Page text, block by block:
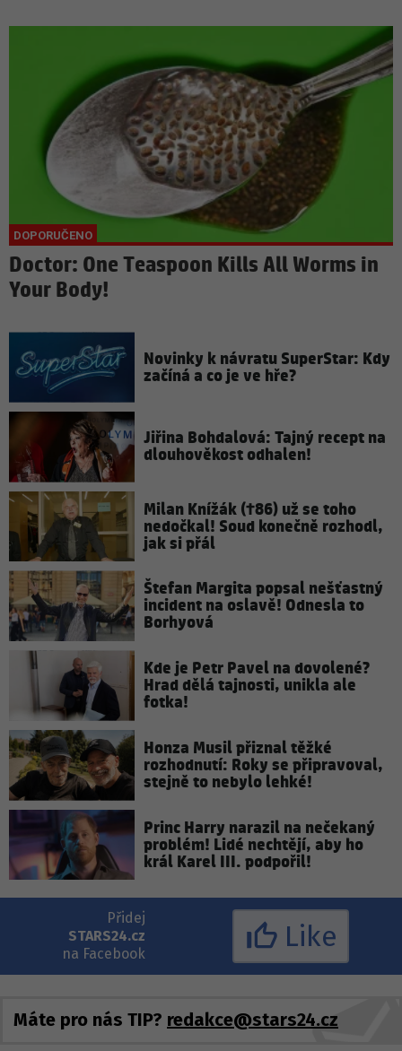
Doctor: One Teaspoon Kills All Worms in
Your Body!
Novinky k návratu SuperStar: Kdy
začíná a co je ve hře?
Jiřina Bohdalová: Tajný recept na
dlouhověkost odhalen!
Milan Knížák (†86) už se toho
nedočkal! Soud konečně rozhodl,
jak si přál
Štefan Margita popsal nešťastný
incident na oslavě! Odnesla to
Borhyová
Kde je Petr Pavel na dovolené?
Hrad dělá tajnosti, unikla ale
fotka!
Honza Musil přiznal těžké
rozhodnutí: Roky se připravoval,
stejně to nebylo lehké!
Princ Harry narazil na nečekaný
problém! Lidé nechtějí, aby ho
král Karel III. podpořil!
Přidej
STARS24.cz
na Facebook
Like
Máte pro nás TIP? redakce@stars24.cz